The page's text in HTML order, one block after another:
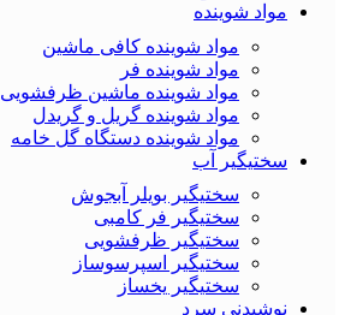
مواد شوینده
مواد شوینده کافی ماشین
مواد شوینده فر
مواد شوینده ماشین ظرفشویی
مواد شوینده گریل و گریدل
مواد شوینده دستگاه گل خامه
سختیگیر آب
سختیگیر بویلر آبجوش
سختیگیر فر کامبی
سختیگیر ظرفشویی
سختیگیر اسپرسوساز
سختیگیر یخساز
نوشیدنی سرد